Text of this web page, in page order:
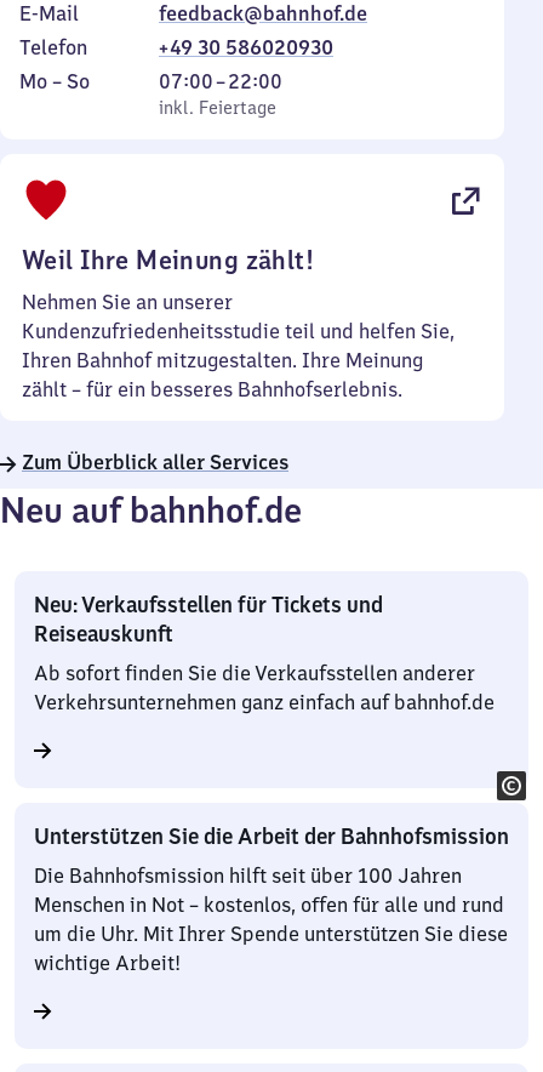
E-Mail
feedback@bahnhof.de
Telefon
+49 30 586020930
Montag
Mo – So,
inkl. Feiertage
07:00–22:00
Von
7
inkl. Feiertage
Weil Ihre Meinung zählt!
Nehmen Sie an unserer
Kundenzufriedenheitsstudie teil und helfen Sie,
Ihren Bahnhof mitzugestalten. Ihre Meinung
zählt – für ein besseres Bahnhofserlebnis.
Zum Überblick aller Services
Neu auf bahnhof.de
Neu: Verkaufsstellen für Tickets und
Reiseauskunft
Ab sofort finden Sie die Verkaufsstellen anderer
Verkehrsunternehmen ganz einfach auf bahnhof.de
Unterstützen Sie die Arbeit der Bahnhofsmission
Die Bahnhofsmission hilft seit über 100 Jahren
Menschen in Not – kostenlos, offen für alle und rund
um die Uhr. Mit Ihrer Spende unterstützen Sie diese
wichtige Arbeit!